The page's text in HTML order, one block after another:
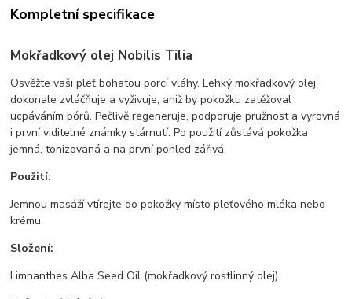
Kompletní specifikace
Mokřadkový olej Nobilis Tilia
Osvěžte vaši pleť bohatou porcí vláhy. Lehký mokřadkový olej
dokonale zvláčňuje a vyživuje, aniž by pokožku zatěžoval
ucpáváním pórů. Pečlivě regeneruje, podporuje pružnost a vyrovná
i první viditelné známky stárnutí. Po použití zůstává pokožka
jemná, tonizovaná a na první pohled zářivá.
Použití:
Jemnou masáží vtírejte do pokožky místo pleťového mléka nebo
krému.
Složení:
Limnanthes Alba Seed Oil (mokřadkový rostlinný olej).